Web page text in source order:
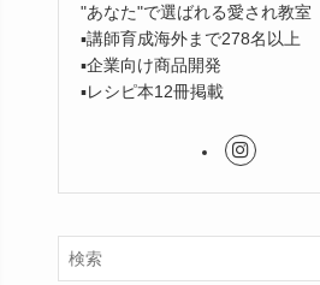
"あなた"で選ばれる愛され教室
▪︎講師育成海外まで278名以上
▪︎企業向け商品開発
▪︎レシピ本12冊掲載